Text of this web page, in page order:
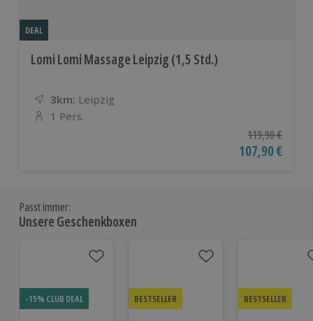
DEAL
Lomi Lomi Massage Leipzig (1,5 Std.)
3km: Entfernung
Standort
Leipzig
Anzahl der Teilnehmer
1 Pers.
Ursprünglicher
119,90 €
Aktueller Preis
107,90 €
Passt immer:
Unsere Geschenkboxen
-15% CLUB DEAL BESTSELLER BESTSELLER